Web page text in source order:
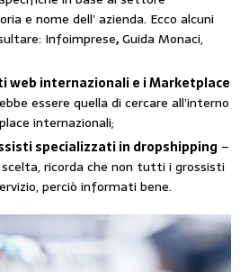
e nome dell’ azienda. Ecco alcuni
Infoimprese,Guida Monaci,
web internazionali e i Marketplace
essere quella di cercare all’interno
internazionali;
specializzati in dropshipping –
ricorda che non tutti i grossisti
perciò informati bene.